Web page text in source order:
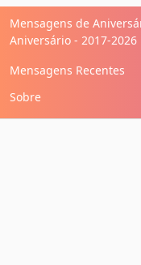
Mensagens de
Aniversário - 2017-2026
Mensagens Recentes
Sobre